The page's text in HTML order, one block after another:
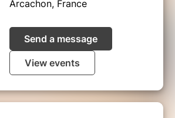
Arcachon, France
Send a message
View events